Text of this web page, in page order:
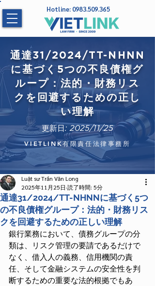
Hotline: 0983.509.365
通達31/2024/TT-NHNN
に基づく5つの不良債権グ
ループ：法的・財務リス
クを回避するための正し
い理解
更新日: 2025/11/25
VIETLINK有限責任法律事務所
通達31/2024/TT-NHNNに基づく5つ
の不良債権グループ：法的・財務リス
クを回避するための正しい理解
Luật sư Trần Văn Long
2025年11月25日 読了時間: 5分
銀行業務において、債務グループの分
類は、リスク管理の要請であるだけで
なく、借入人の義務、信用機関の責
任、そして金融システムの安全性を判
断するための重要な法的根拠でもあ